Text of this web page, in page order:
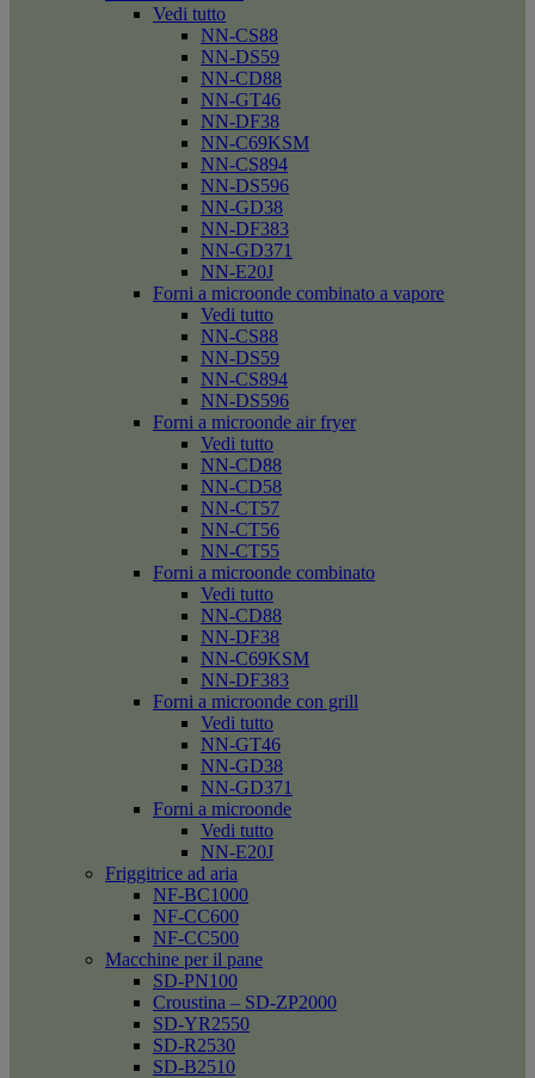
Vedi tutto
NN-CS88
NN-DS59
NN-CD88
NN-GT46
NN-DF38
NN-C69KSM
NN-CS894
NN-DS596
NN-GD38
NN-DF383
NN-GD371
NN-E20J
Forni a microonde combinato a vapore
Vedi tutto
NN-CS88
NN-DS59
NN-CS894
NN-DS596
Forni a microonde air fryer
Vedi tutto
NN-CD88
NN-CD58
NN-CT57
NN-CT56
NN-CT55
Forni a microonde combinato
Vedi tutto
NN-CD88
NN-DF38
NN-C69KSM
NN-DF383
Forni a microonde con grill
Vedi tutto
NN-GT46
NN-GD38
NN-GD371
Forni a microonde
Vedi tutto
NN-E20J
Friggitrice ad aria
NF-BC1000
NF-CC600
NF-CC500
Macchine per il pane
SD-PN100
Croustina – SD-ZP2000
SD-YR2550
SD-R2530
SD-B2510